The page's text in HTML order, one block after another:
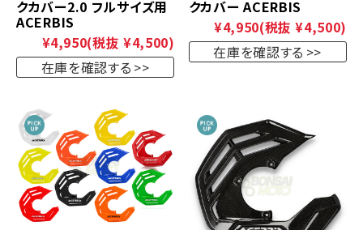
クカバー2.0 フルサイズ用
ACERBIS
¥4,950(税抜 ¥4,500)
在庫を確認する
クカバー ACERBIS
¥4,950(税抜 ¥4,500)
在庫を確認する